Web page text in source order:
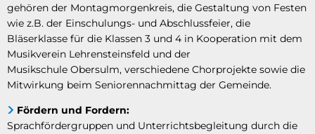
gehören der Montagmorgenkreis, die Gestaltung von Festen
wie z.B. der Einschulungs- und Abschlussfeier, die
Bläserklasse für die Klassen 3 und 4 in Kooperation mit dem
Musikverein Lehrensteinsfeld und der
Musikschule Obersulm, verschiedene Chorprojekte sowie die
Mitwirkung beim Seniorennachmittag der Gemeinde.
Fördern und Fordern:
Sprachfördergruppen und Unterrichtsbegleitung durch die